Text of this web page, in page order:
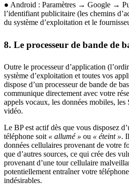
● Android : Paramètres → Google →
l’identifiant publicitaire (les chemins
du système d’exploitation et le
8. Le processeur de bande de
Outre le processeur d’application
système d’exploitation et toutes vos
dispose d’un processeur de bande de
communique directement avec votre
appels vocaux, les données mobiles, les
vidéo.
Le BP est actif dès que vous disposez
téléphone soit « allumé » ou « éteint ».
données cellulaires provenant de votre
que d’autres sources, ce qui crée des
provenant d’une tour cellulaire
potentiellement entraîner votre
indésirables.